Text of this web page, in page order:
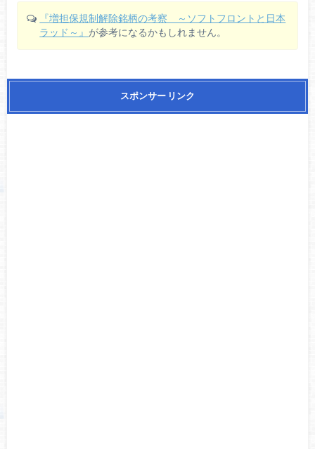
『増担保規制解除銘柄の考察 ～ソフトフロントと日本
ラッド～』 が参考になるかもしれません。
スポンサー リンク